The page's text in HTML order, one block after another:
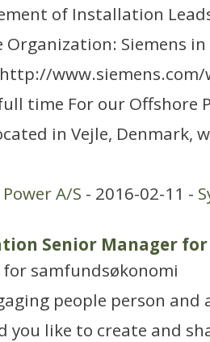
of Installation
Organization: Siemens
time For our Offshore
in Vejle, Denmark,
A/S - 2016-02-11 -
Senior Manager for
samfundsøkonomi
people person
you like to create and